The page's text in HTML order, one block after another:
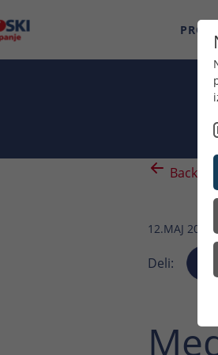
Back
12.MAJ 2023
Deli: